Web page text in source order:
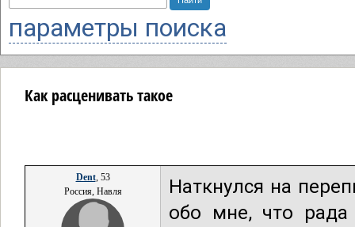
параметры поиска
Как расценивать такое
Dent, 53
Россия, Навля
Наткнулся на
обо мне, что